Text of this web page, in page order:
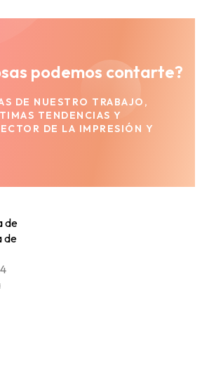
podemos contarte?
DE NUESTRO TRABAJO,
TENDENCIAS Y
DE LA IMPRESIÓN Y
de
de